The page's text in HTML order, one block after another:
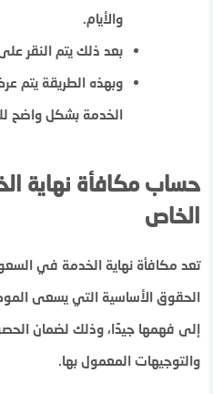
والأيام.
بعد ذلك يتم النقر
وبهذه الطريقة يتم
الخدمة بشكل واضح
حساب مكافأة نهاية
الخاص
تعد مكافأة نهاية الخدمة في
الحقوق الأساسية التي يسعى
إلى فهمها جيدًا، وذلك لضمان
والتوجيهات المعمول بها.